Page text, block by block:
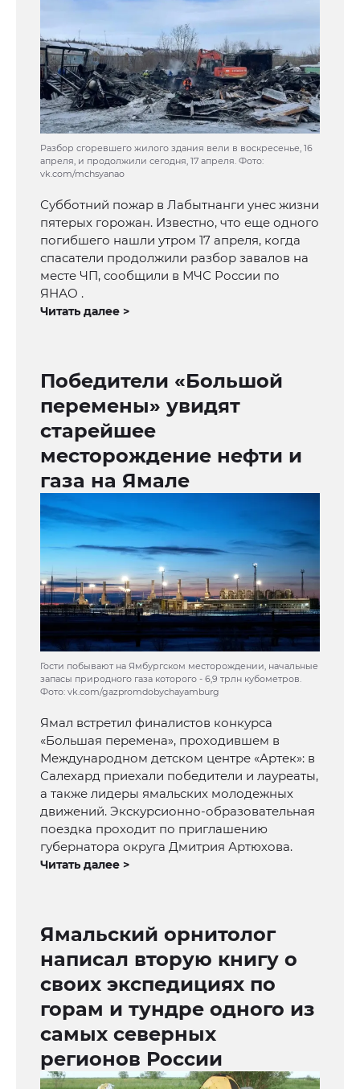
Разбор сгоревшего жилого здания вели в воскресенье, 16
апреля, и продолжили сегодня, 17 апреля. Фото:
vk.com/mchsyanao
Субботний пожар в Лабытнанги унес жизни
пятерых горожан. Известно, что еще одного
погибшего нашли утром 17 апреля, когда
спасатели продолжили разбор завалов на
месте ЧП, сообщили в МЧС России по
ЯНАО .
Читать далее >
Победители «Большой
перемены» увидят
старейшее
месторождение нефти и
газа на Ямале
Гости побывают на Ямбургском месторождении, начальные
запасы природного газа которого - 6,9 трлн кубометров.
Фото: vk.com/gazpromdobychayamburg
Ямал встретил финалистов конкурса
«Большая перемена», проходившем в
Международном детском центре «Артек»: в
Салехард приехали победители и лауреаты,
а также лидеры ямальских молодежных
движений. Экскурсионно-образовательная
поездка проходит по приглашению
губернатора округа Дмитрия Артюхова.
Читать далее >
Ямальский орнитолог
написал вторую книгу о
своих экспедициях по
горам и тундре одного из
самых северных
регионов России